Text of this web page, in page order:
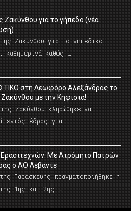
Ζακύνθου για το γήπεδο (νέα
Ζακύνθου για το γηπεδικο
καθημερινά καθώς …
στη Λεωφόρο Αλεξάνδρας το
με την Κηφισιά!
Ζακύνθου κληρώθηκε να
εντός έδρας για …
Με Ατρόμητο Πατρών
ο ΑΟ Λεβάντε
Παρασκευής πραγματοποιήθηκε η
1ης και 2ης …